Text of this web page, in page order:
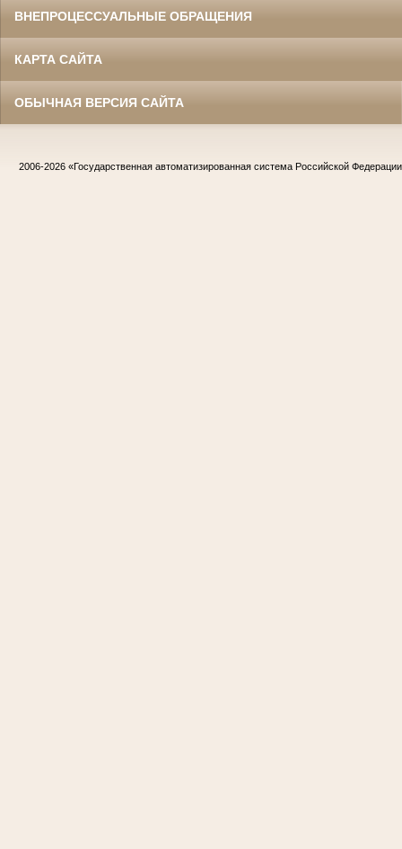
ВНЕПРОЦЕССУАЛЬНЫЕ ОБРАЩЕНИЯ
КАРТА САЙТА
ОБЫЧНАЯ ВЕРСИЯ САЙТА
2006-2026 «Государственная автоматизированная система Российской